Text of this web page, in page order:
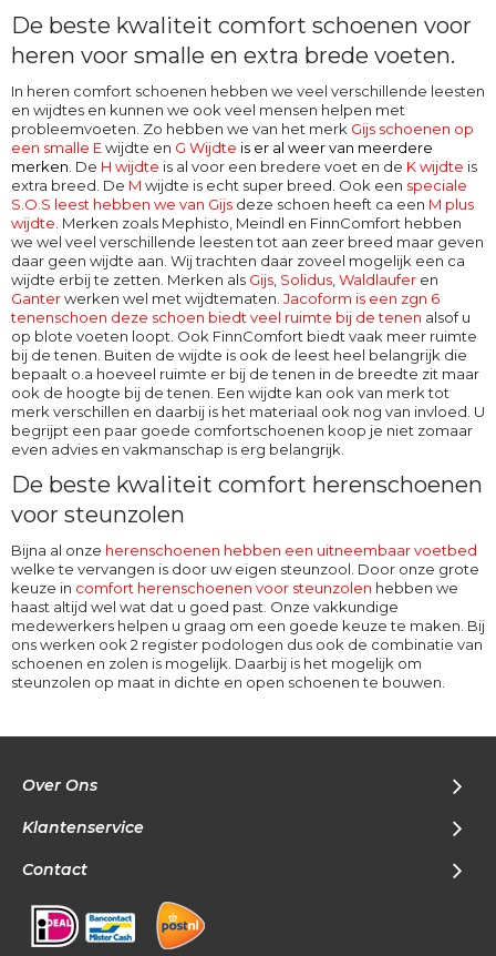
De beste kwaliteit comfort schoenen voor
heren voor smalle en extra brede voeten.
In heren comfort schoenen hebben we veel verschillende leesten
en wijdtes en kunnen we ook veel mensen helpen met
probleemvoeten. Zo hebben we van het merk Gijs schoenen op
een smalle Ewijdte en G Wijdte is er al weer van meerdere
merken . De H wijdte is al voor een bredere voet en de K wijdte is
extra breed. De M wijdte is echt super breed. Ook een speciale
S.O.S leest hebben we van Gijs deze schoen heeft ca een M plus
wijdte . Merken zoals Mephisto, Meindl en FinnComfort hebben
we wel veel verschillende leesten tot aan zeer breed maar geven
daar geen wijdte aan. Wij trachten daar zoveel mogelijk een ca
wijdte erbij te zetten. Merken als Gijs Solidus Waldlaufer en
Ganterwerken wel met wijdtematen. Jacoform is een zgn 6
tenenschoen deze schoen biedt veel ruimte bij de tenen alsof u
op blote voeten loopt. Ook FinnComfort biedt vaak meer ruimte
bij de tenen. Buiten de wijdte is ook de leest heel belangrijk die
bepaalt o.a hoeveel ruimte er bij de tenen in de breedte zit maar
ook de hoogte bij de tenen. Een wijdte kan ook van merk tot
merk verschillen en daarbij is het materiaal ook nog van invloed. U
begrijpt een paar goede comfortschoenen koop je niet zomaar
even advies en vakmanschap is erg belangrijk.
De beste kwaliteit comfort herenschoenen
voor steunzolen
Bijna al onze herenschoenen hebben een uitneembaar voetbed
welke te vervangen is door uw eigen steunzool. Door onze grote
keuze in comfort herenschoenen voor steunzolen hebben we
haast altijd wel wat dat u goed past. Onze vakkundige
medewerkers helpen u graag om een goede keuze te maken. Bij
ons werken ook 2 register podologen dus ook de combinatie van
schoenen en zolen is mogelijk. Daarbij is het mogelijk om
steunzolen op maat in dichte en open schoenen te bouwen.
Over Ons
Klantenservice
Contact